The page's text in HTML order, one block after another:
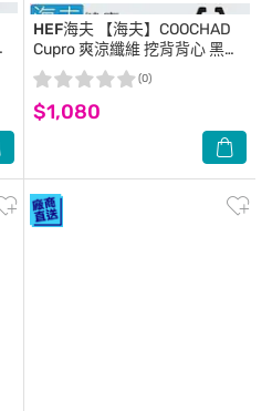
HEF海夫 【海夫】COOCHAD
Cupro 爽涼纖維 挖背背心 黑
(Cupro158-008)_M
$1,080
(0)